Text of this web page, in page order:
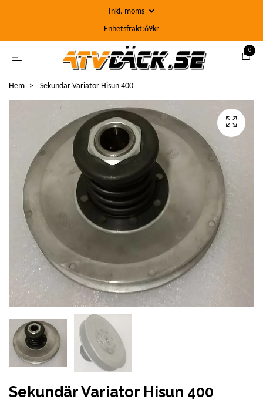
Inkl. moms
Enhetsfrakt:69kr
0
Hem Sekundär Variator Hisun 400
Sekundär Variator Hisun 400